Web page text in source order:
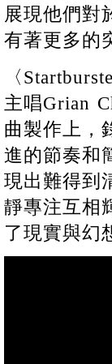
展現他們對
有著更多的
〈
主唱Grian
曲製作上，
進的節奏和
現出難得到
靜專注互相
了現實與幻